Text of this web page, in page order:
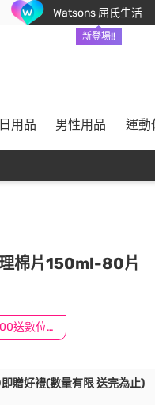
Watsons 屈氏生活
新登場!!
日用品 男性用品 運動
棉片150ml-80片
滿$100送數位印花
贈好禮(數量有限 送完為止)